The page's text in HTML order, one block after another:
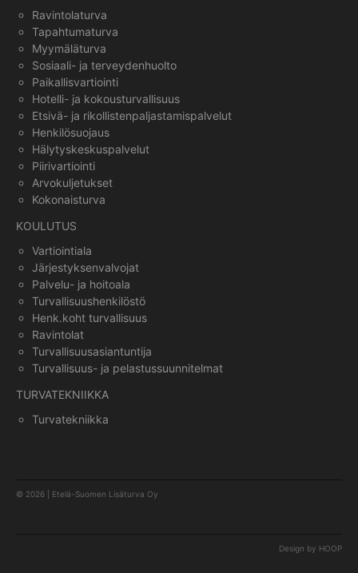
Ravintolaturva
Tapahtumaturva
Myymäläturva
Sosiaali- ja terveydenhuolto
Paikallisvartiointi
Hotelli- ja kokousturvallisuus
Etsivä- ja rikollistenpaljastamispalvelut
Henkilösuojaus
Hälytyskeskuspalvelut
Piirivartiointi
Arvokuljetukset
Kokonaisturva
KOULUTUS
Vartiointiala
Järjestyksenvalvojat
Palvelu- ja hoitoala
Turvallisuushenkilöstö
Henk.koht turvallisuus
Ravintolat
Turvallisuusasiantuntija
Turvallisuus- ja pelastussuunnitelmat
TURVATEKNIIKKA
Turvatekniikka
© 2026 | Etelä-Suomen Lisäturva Oy
Design by HOOP